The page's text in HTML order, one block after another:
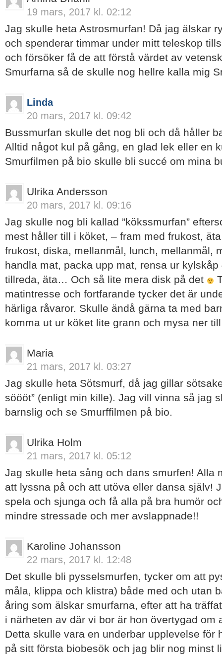
19 mars, 2017 kl. 02:12
Jag skulle heta Astrosmurfan! Då jag älskar
och spenderar timmar under mitt teleskop
och försöker få de att förstå värdet av
Smurfarna så de skulle nog hellre kalla mig
Linda
20 mars, 2017 kl. 09:42
Bussmurfan skulle det nog bli och då håller
Alltid något kul på gång, en glad lek eller en
Smurfilmen på bio skulle bli succé om mina
Ulrika Andersson
20 mars, 2017 kl. 09:16
Jag skulle nog bli kallad ”kökssmurfan”
mest håller till i köket, – fram med frukost,
frukost, diska, mellanmål, lunch, mellanmål,
handla mat, packa upp mat, rensa ur
tillreda, äta… Och så lite mera disk på det
matintresse och fortfarande tycker det är
härliga råvaror. Skulle ändå gärna ta med
komma ut ur köket lite grann och mysa ner
Maria
21 mars, 2017 kl. 03:27
Jag skulle heta Sötsmurf, då jag gillar
söööt” (enligt min kille). Jag vill vinna så jag
barnslig och se Smurffilmen på bio.
Ulrika Holm
21 mars, 2017 kl. 05:12
Jag skulle heta sång och dans smurfen! Alla
att lyssna på och att utöva eller dansa själv!
spela och sjunga och få alla på bra humör
mindre stressade och mer avslappnade!!
Karoline Johansson
22 mars, 2017 kl. 12:48
Det skulle bli pysselsmurfen, tycker om att
måla, klippa och klistra) både med och utan
åring som älskar smurfarna, efter att ha
i närheten av där vi bor är hon övertygad om
Detta skulle vara en underbar upplevelse för
på sitt första biobesök och jag blir nog minst